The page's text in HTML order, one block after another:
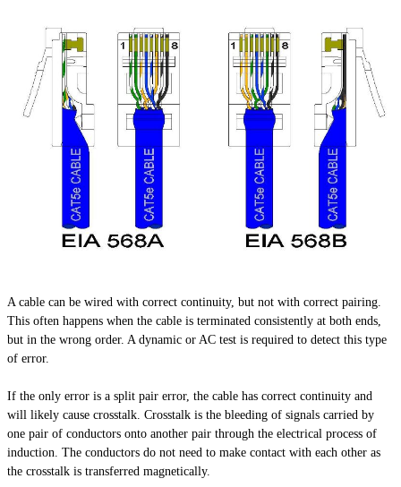
A cable can be wired with correct continuity, but not with correct pairing.
This often happens when the cable is terminated consistently at both ends,
but in the wrong order. A dynamic or AC test is required to detect this type
of error.
If the only error is a split pair error, the cable has correct continuity and
will likely cause crosstalk. Crosstalk is the bleeding of signals carried by
one pair of conductors onto another pair through the electrical process of
induction. The conductors do not need to make contact with each other as
the crosstalk is transferred magnetically.